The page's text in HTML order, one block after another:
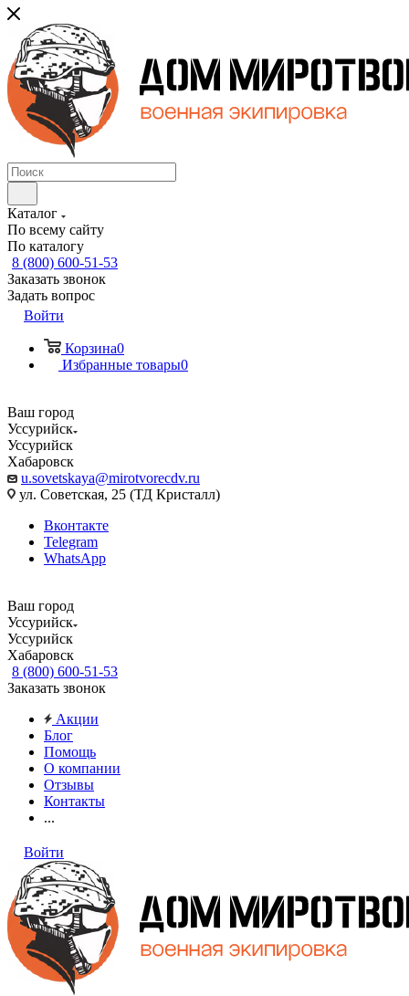
Каталог
По всему сайту
По каталогу
8 (800) 600-51-53
Заказать звонок
Задать вопрос
Войти
Корзина0
Избранные товары0
Ваш город
Уссурийск
Уссурийск
Хабаровск
u.sovetskaya@mirotvorecdv.ru
ул. Советская, 25 (ТД Кристалл)
Вконтакте
Telegram
WhatsApp
Ваш город
Уссурийск
Уссурийск
Хабаровск
8 (800) 600-51-53
Заказать звонок
Акции
Блог
Помощь
О компании
Отзывы
Контакты
...
Войти